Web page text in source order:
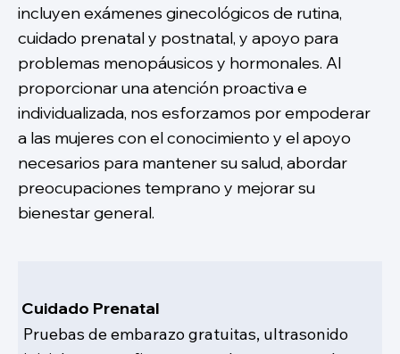
incluyen exámenes ginecológicos de rutina,
cuidado prenatal y postnatal, y apoyo para
problemas menopáusicos y hormonales. Al
proporcionar una atención proactiva e
individualizada, nos esforzamos por empoderar
a las mujeres con el conocimiento y el apoyo
necesarios para mantener su salud, abordar
preocupaciones temprano y mejorar su
bienestar general.
Cuidado Prenatal
Pruebas de embarazo gratuitas, ultrasonido